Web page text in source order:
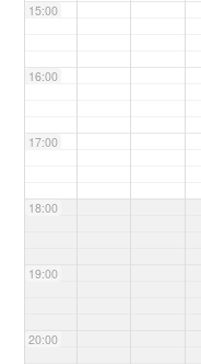
15:00
16:00
17:00
18:00
19:00
20:00